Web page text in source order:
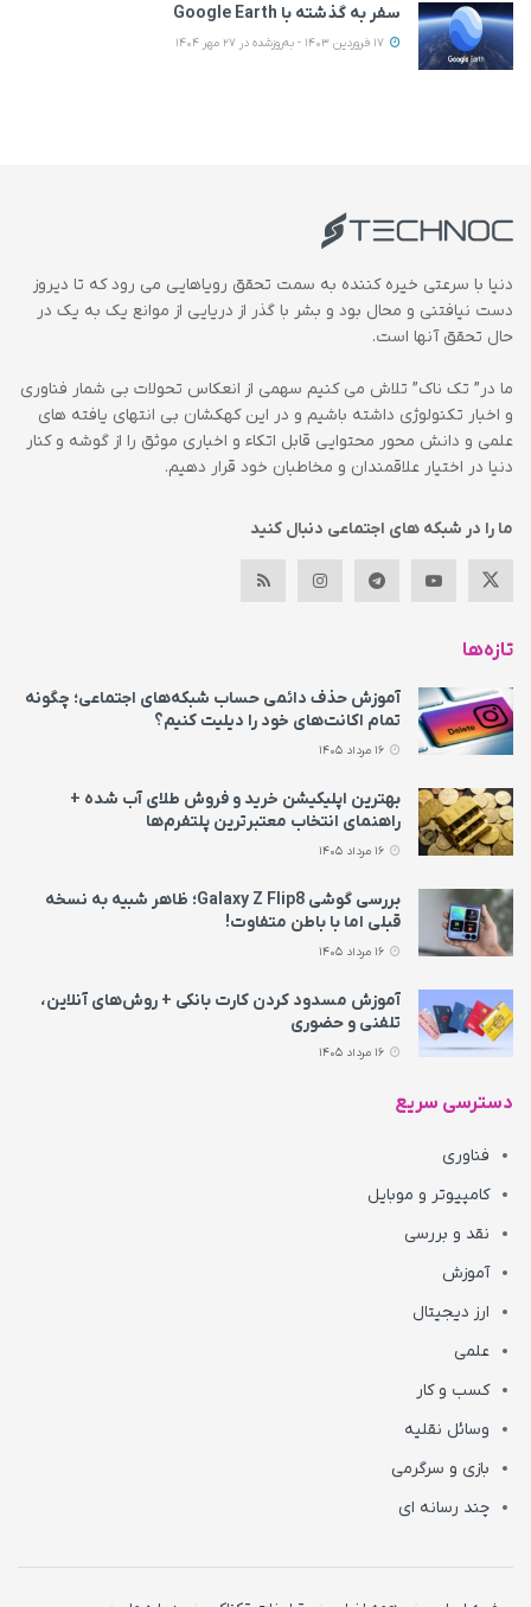
سفر به گذشته با Google Earth
دنیا با سرعتی خیره کننده به سمت تحقق رویاهایی می رود که تا دیروز
دست نیافتنی و محال بود و بشر با گذر از دریایی از موانع یک به یک در
حال تحقق آنها است.
ما در” تک ناک” تلاش می کنیم سهمی از انعکاس تحولات بی شمار فناوری
و اخبار تکنولوژی داشته باشیم و در این کهکشان بی انتهای یافته های
علمی و دانش محور محتوایی قابل اتکاء و اخباری موثق را از گوشه و کنار
دنیا در اختیار علاقمندان و مخاطبان خود قرار دهیم.
ما را در شبکه های اجتماعی دنبال کنید
تازه‌ها
آموزش حذف دائمی حساب شبکه‌های اجتماعی؛ چگونه
تمام اکانت‌های خود را دیلیت کنیم؟
بهترین اپلیکیشن خرید و فروش طلای آب شده +
راهنمای انتخاب معتبرترین پلتفرم‌ها
بررسی گوشی Galaxy Z Flip8؛ ظاهر شبیه به نسخه
قبلی اما با باطن متفاوت!
آموزش مسدود کردن کارت بانکی + روش‌های آنلاین،
تلفنی و حضوری
دسترسی سریع
فناوری
کامپیوتر و موبایل
نقد و بررسی
آموزش
ارز دیجیتال
علمی
کسب و کار
وسائل نقلیه
بازی و سرگرمی
چند رسانه ای